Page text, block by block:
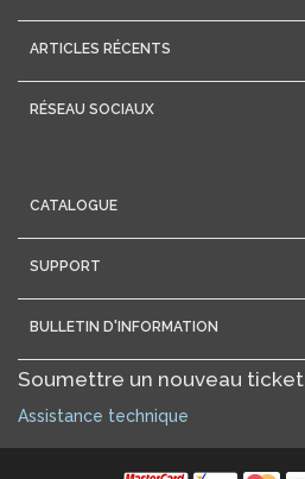
ARTICLES RÉCENTS
RÉSEAU SOCIAUX
CATALOGUE
SUPPORT
BULLETIN D'INFORMATION
Soumettre un nouveau ticket
Assistance technique